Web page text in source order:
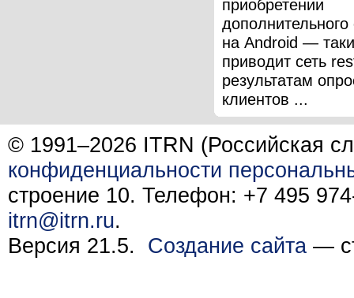
приобретении
на Android —
приводит сеть
результатам
клиентов ...
© 1991–2026 ITRN (Российская
конфиденциальности
строение 10. Телефон: +7 495
itrn@itrn.ru.
Версия 21.5. Создание сайта —